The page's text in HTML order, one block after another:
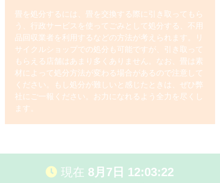
畳を処分するには、畳を交換する際に引き取ってもら
う、行政サービスを使ってごみとして処分する、不用
品回収業者を利用するなどの方法が考えられます。リ
サイクルショップでの処分も可能ですが、引き取って
もらえる店舗はあまり多くありません。なお、畳は素
材によって処分方法が変わる場合があるので注意して
ください。もし処分が難しいと感じたときは、ぜひ弊
社にご一報ください。お力になれるよう全力を尽くし
ます。
現在 8月7日 12:03:22